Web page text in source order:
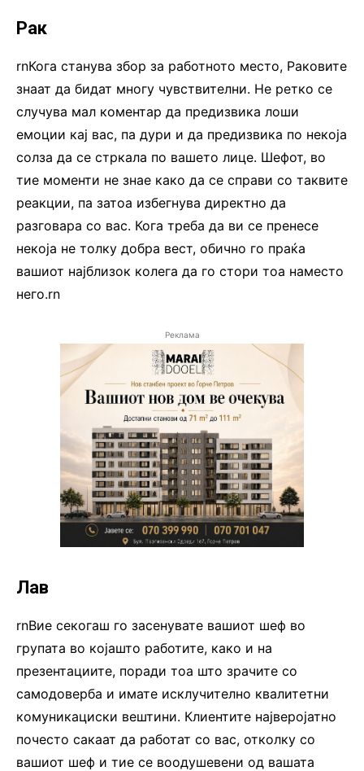
Рак
rnКога станува збор за работното место, Раковите
знаат да бидат многу чувствителни. Не ретко се
случува мал коментар да предизвика лоши
емоции кај вас, па дури и да предизвика по некоја
солза да се стркала по вашето лице. Шефот, во
тие моменти не знае како да се справи со таквите
реакции, па затоа избегнува директно да
разговара со вас. Кога треба да ви се пренесе
некоја не толку добра вест, обично го праќа
вашиот најблизок колега да го стори тоа наместо
него.rn
Реклама
Лав
rnВие секогаш го засенувате вашиот шеф во
групата во којашто работите, како и на
презентациите, поради тоа што зрачите со
самодоверба и имате исклучително квалитетни
комуникациски вештини. Клиентите најверојатно
почесто сакаат да работат со вас, отколку со
вашиот шеф и тие се воодушевени од вашата